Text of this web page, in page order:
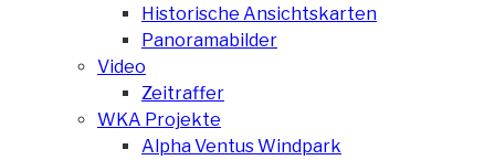
Historische Ansichtskarten
Panoramabilder
Video
Zeitraffer
WKA Projekte
Alpha Ventus Windpark